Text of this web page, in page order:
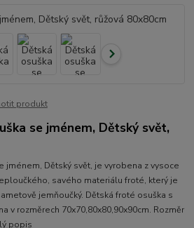
produkt
se jménem, Dětský svět,
jménem, Dětský svět, je vyrobena z vysoce
savého materiálu froté, který je
jemňoučký. Dětská froté osuška s
v rozměrech 70x70,80x80,90x90cm. Rozměr
popis